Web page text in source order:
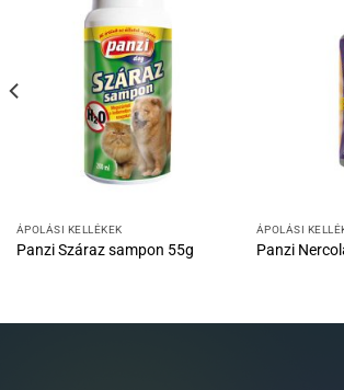
ÁPOLÁSI KELLÉKEK
Panzi Száraz sampon 55g
ÁPOLÁSI
Panzi